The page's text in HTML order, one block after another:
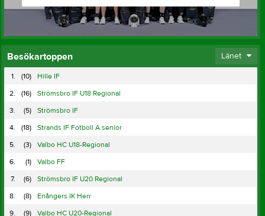
Besökartoppen Länet
1. (10)
Hille IF
2.
(16)
Strömsbro IF U18 Regional
3.
(5)
Strömsbro IF
4.
(18)
Strands IF Fotboll A senior
5.
(3)
Valbo HC U18-Regional
6.
(1)
Valbo FF
7.
(6)
Strömsbro IF U20 Regional
8.
(8)
Enångers IK Herr
9.
(9) Valbo HC U20-Regional